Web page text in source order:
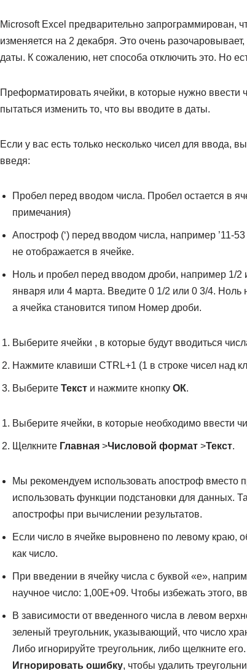
Microsoft Excel предварительно запрограммирован,
изменяется на 2 декабря. Это очень
даты. К сожалению, нет способа отключить это. Но
Преформатировать ячейки, в которые нужно ввести
пытаться изменить то, что вы вводите в даты.
Если у вас есть только несколько чисел для ввода,
введя:
Пробел перед вводом числа. Пробел остается в
примечания)
Апостроф (‘) перед вводом числа, например ’11-
не отображается в ячейке.
Ноль и пробел перед вводом дроби, например 1/
января или 4 марта. Введите 0 1/2 или 0 3/4.
а ячейка становится типом Номер дроби.
Выберите ячейки , в которые будут вводиться
Нажмите клавиши CTRL+1 (1 в строке чисел над
Выберите Тексти нажмите кнопку ОК.
Выберите ячейки, в которые необходимо ввести
Щелкните Главная>Числовой формат>Текст.
Мы рекомендуем использовать апостроф вместо
использовать функции подстановки для
апострофы при вычислении результатов.
Если число в ячейке выровнено по левому краю,
как число.
При введении в ячейку числа с буквой «е»,
научное число: 1,00E+09. Чтобы избежать этого,
В зависимости от введенного числа в левом
зеленый треугольник, указывающий, что число
Либо игнорируйте треугольник, либо щелкните
Игнорировать ошибку, чтобы удалить